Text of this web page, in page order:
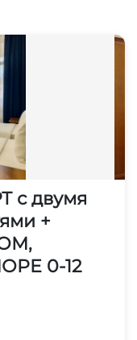
с двумя
+
0-12